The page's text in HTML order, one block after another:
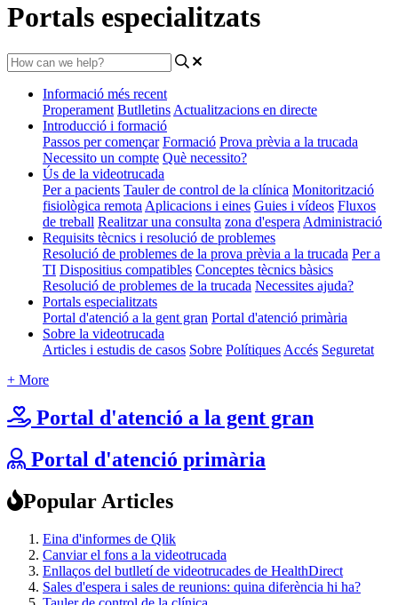
Portals especialitzats
Informació més recent
Properament Butlletins Actualitzacions en directe
Introducció i formació
Passos per començar Formació Prova prèvia a la trucada
Necessito un compte Què necessito?
Ús de la videotrucada
Per a pacients Tauler de control de la clínica Monitorització
fisiològica remota Aplicacions i eines Guies i vídeos Fluxos
de treball Realitzar una consulta zona d'espera Administració
Requisits tècnics i resolució de problemes
Resolució de problemes de la prova prèvia a la trucada Per a
TI Dispositius compatibles Conceptes tècnics bàsics
Resolució de problemes de la trucada Necessites ajuda?
Portals especialitzats
Portal d'atenció a la gent gran Portal d'atenció primària
Sobre la videotrucada
Articles i estudis de casos Sobre Polítiques Accés Seguretat
+ More
Portal d'atenció a la gent gran
Portal d'atenció primària
Popular Articles
Eina d'informes de Qlik
Canviar el fons a la videotrucada
Enllaços del butlletí de videotrucades de HealthDirect
Sales d'espera i sales de reunions: quina diferència hi ha?